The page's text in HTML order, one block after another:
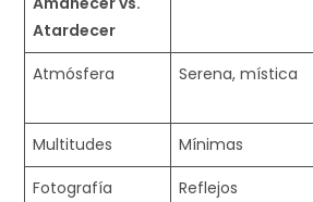
Atardecer
Atmósfera
Serena, mística
Multitudes
Mínimas ​
Fotografía
Reflejos